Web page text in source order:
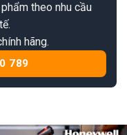
theo nhu cầu
hãng.
789